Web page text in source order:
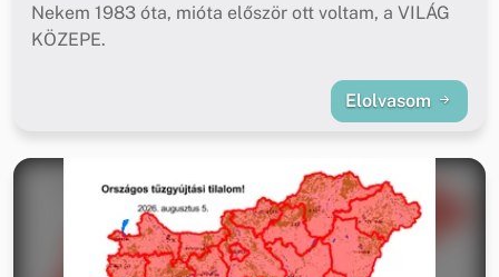
Nekem 1983 óta, mióta először ott voltam, a VILÁG
KÖZEPE.
Elolvasom